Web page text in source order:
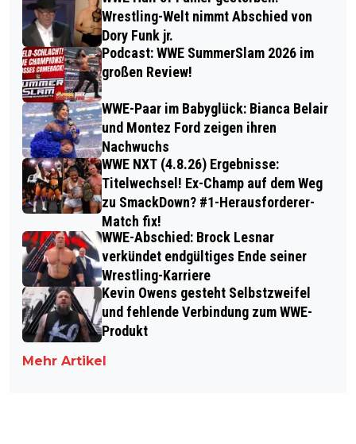
Wrestling-Welt nimmt Abschied von
Dory Funk jr.
Podcast: WWE SummerSlam 2026 im
großen Review!
WWE-Paar im Babyglück: Bianca Belair
und Montez Ford zeigen ihren
Nachwuchs
WWE NXT (4.8.26) Ergebnisse:
Titelwechsel! Ex-Champ auf dem Weg
zu SmackDown? #1-Herausforderer-
Match fix!
WWE-Abschied: Brock Lesnar
verkündet endgültiges Ende seiner
Wrestling-Karriere
Kevin Owens gesteht Selbstzweifel
und fehlende Verbindung zum WWE-
Produkt
Mehr Artikel